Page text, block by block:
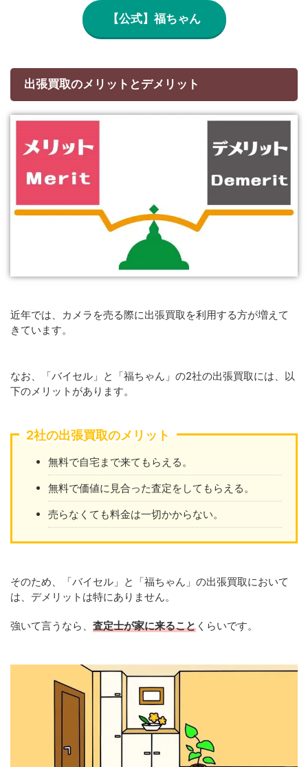
【公式】福ちゃん
出張買取のメリットとデメリット
近年では、カメラを売る際に出張買取を利用する方が増えて
きています。
なお、「バイセル」と「福ちゃん」の2社の出張買取には、以
下のメリットがあります。
2社の出張買取のメリット
無料で自宅まで来てもらえる。
無料で価値に見合った査定をしてもらえる。
売らなくても料金は一切かからない。
そのため、「バイセル」と「福ちゃん」の出張買取において
は、デメリットは特にありません。
強いて言うなら、 査定士が家に来ること くらいです。